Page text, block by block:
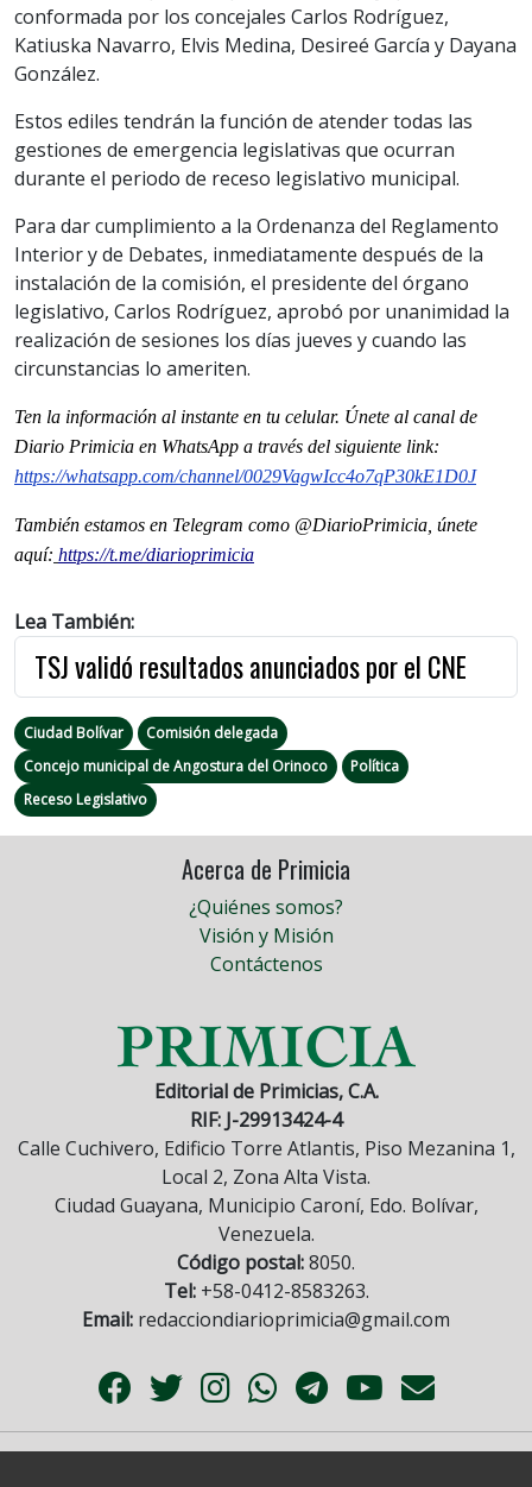
conformada por los concejales Carlos Rodríguez,
Katiuska Navarro, Elvis Medina, Desireé García y Dayana
González.
Estos ediles tendrán la función de atender todas las
gestiones de emergencia legislativas que ocurran
durante el periodo de receso legislativo municipal.
Para dar cumplimiento a la Ordenanza del Reglamento
Interior y de Debates, inmediatamente después de la
instalación de la comisión, el presidente del órgano
legislativo, Carlos Rodríguez, aprobó por unanimidad la
realización de sesiones los días jueves y cuando las
circunstancias lo ameriten.
Ten la información al instante en tu celular. Únete al canal de
Diario Primicia en WhatsApp a través del siguiente link:
https://whatsapp.com/channel/0029VagwIcc4o7qP30kE1D0J
También estamos en Telegram como @DiarioPrimicia, únete
aquí: https://t.me/diarioprimicia
Lea También:
TSJ validó resultados anunciados por el CNE
Ciudad Bolívar
Comisión delegada
Concejo municipal de Angostura del Orinoco
Política
Receso Legislativo
Acerca de Primicia
¿Quiénes somos?
Visión y Misión
Contáctenos
Editorial de Primicias, C.A.
RIF: J-29913424-4
Calle Cuchivero, Edificio Torre Atlantis, Piso Mezanina 1,
Local 2, Zona Alta Vista.
Ciudad Guayana, Municipio Caroní, Edo. Bolívar,
Venezuela.
Código postal:8050.
Tel:+58-0412-8583263.
Email: redacciondiarioprimicia@gmail.com